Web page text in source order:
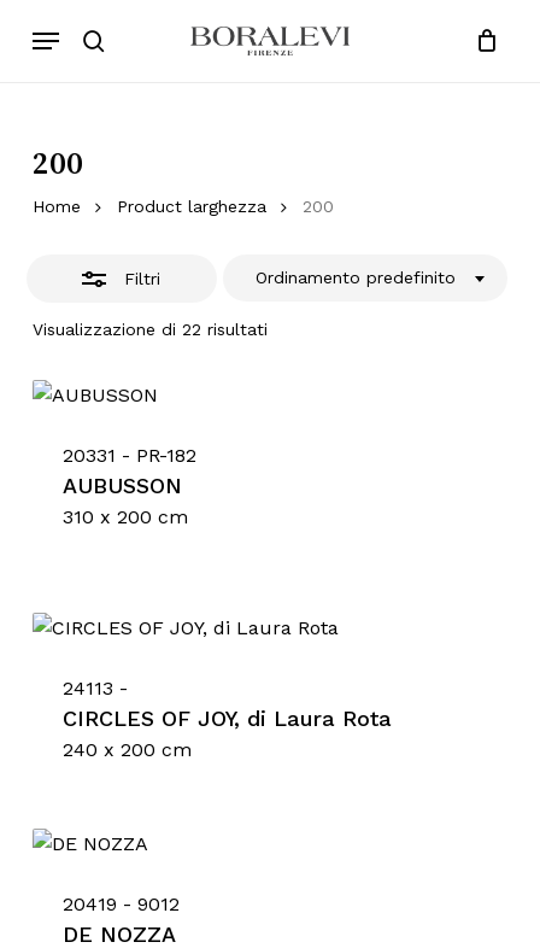
Products
search
Menu
Cart Close
200
Home Product larghezza 200
Filtri
Visualizzazione di 22 risultati
Ordinamento predefinito
Chiudi
20331 - PR-182
AUBUSSON
310 x 200 cm
24113 -
CIRCLES OF JOY, di Laura Rota
240 x 200 cm
20419 - 9012
DE NOZZA